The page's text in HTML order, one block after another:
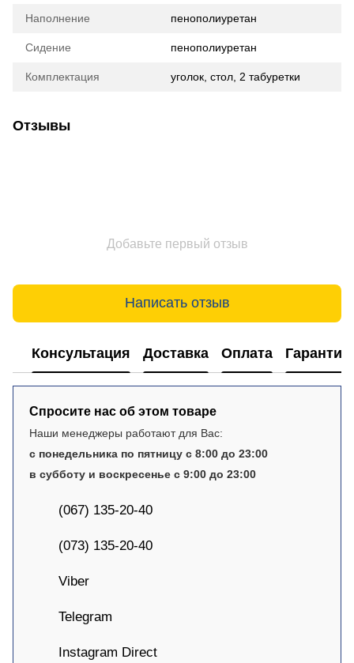
Наполнение пенополиуретан
Сидение пенополиуретан
Комплектация уголок, стол, 2 табуретки
Отзывы
Добавьте первый отзыв
Написать отзыв
Консультация Доставка Оплата Гарантия
Спросите нас об этом товаре
Наши менеджеры работают для Вас:
с понедельника по пятницу с 8:00 до 23:00
в субботу и воскресенье с 9:00 до 23:00
(067) 135-20-40
(073) 135-20-40
Viber
Telegram
Instagram Direct